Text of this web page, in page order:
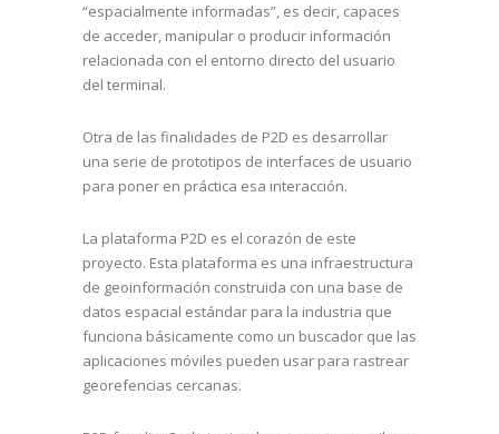
“espacialmente informadas”, es decir, capaces
de acceder, manipular o producir información
relacionada con el entorno directo del usuario
del terminal.
Otra de las finalidades de P2D es desarrollar
una serie de prototipos de interfaces de usuario
para poner en práctica esa interacción.
La plataforma P2D es el corazón de este
proyecto. Esta plataforma es una infraestructura
de geoinformación construida con una base de
datos espacial estándar para la industria que
funciona básicamente como un buscador que las
aplicaciones móviles pueden usar para rastrear
georefencias cercanas.